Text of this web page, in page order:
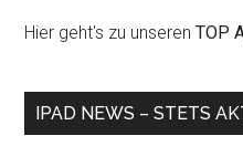
Hier geht's zu unserenTOP
IPAD NEWS – STETS